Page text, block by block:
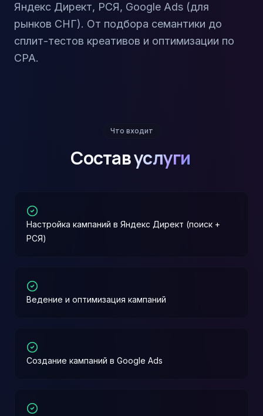
Яндекс Директ, РСЯ, Google Ads (для
рынков СНГ). От подбора семантики до
сплит-тестов креативов и оптимизации по
CPA.
Что входит
Составуслуги
Настройка кампаний в Яндекс Директ (поиск +
РСЯ)
Ведение и оптимизация кампаний
Создание кампаний в Google Ads